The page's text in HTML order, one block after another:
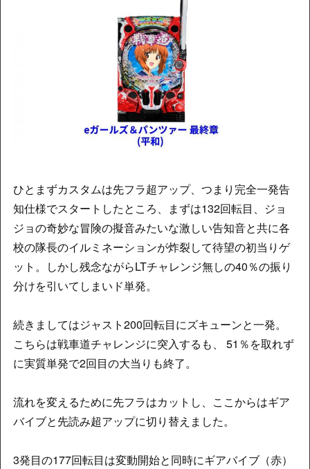
ひとまずカスタムは先フラ超アップ、つまり完全一発告
知仕様でスタートしたところ、まずは132回転目、ジョ
ジョの奇妙な冒険の擬音みたいな激しい告知音と共に各
校の隊長のイルミネーションが炸裂して待望の初当りゲ
ット。しかし残念ながらLTチャレンジ無しの40％の振り
分けを引いてしまいド単発。
続きましてはジャスト200回転目にズキューンと一発。
こちらは戦車道チャレンジに突入するも、 51％を取れず
に実質単発で2回目の大当りも終了。
流れを変えるために先フラはカットし、ここからはギア
バイブと先読み超アップに切り替えました。
3発目の177回転目は変動開始と同時にギアバイブ（赤）